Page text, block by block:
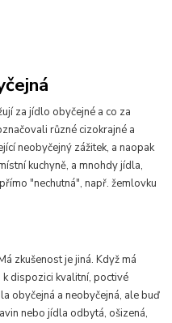
za jídlo obyčejné a co za
různé cizokrajné a
neobyčejný zážitek, a naopak
kuchyně, a mnohdy jídla,
"nechutná", např. žemlovku
zkušenost je jiná. Když má
k dispozici kvalitní, poctivé
obyčejná a neobyčejná, ale buď
nebo jídla odbytá, ošizená,